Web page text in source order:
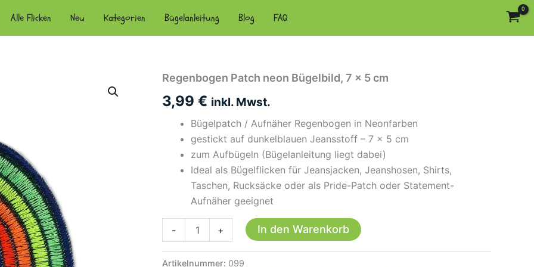
Alle Flicken Neu Kategorien Bügelanleitung Blog FAQ
Regenbogen Patch neon Bügelbild, 7 x 5 cm
3,99 € inkl. Mwst.
Bügelpatch / Aufnäher Regenbogen in Neonfarben
gestickt auf dunkelblauen Jeansstoff – 7 × 5 cm
zum Aufbügeln (Bügelanleitung liegt dabei)
Ideal als Bügelflicken für Jeansjacken, Jeanshosen, Shirts,
Taschen, Rucksäcke oder als Pride-Patch oder Statement-
Aufnäher geeignet
-
Bügelbild,
+ In den Warenkorb
Artikelnummer: 099